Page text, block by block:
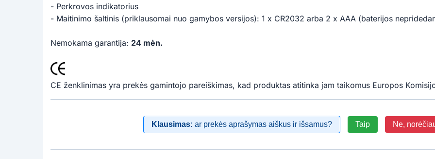
- Perkrovos indikatorius
- Maitinimo šaltinis (priklausomai nuo gamybos versijos): 1 x CR2032 arba 2 x AAA (baterijos
Nemokama garantija: 24 mėn.
CE ženklinimas yra prekės gamintojo pareiškimas, kad produktas atitinka jam taikomus Europos
Klausimas: ar prekės aprašymas aiškus ir išsamus? Taip Ne,